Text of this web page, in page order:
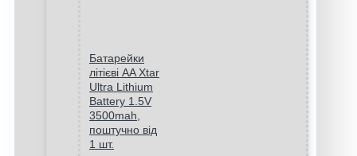
Батарейки
літієві AA Xtar
Ultra Lithium
Battery 1.5V
3500mah,
поштучно від
1 шт.